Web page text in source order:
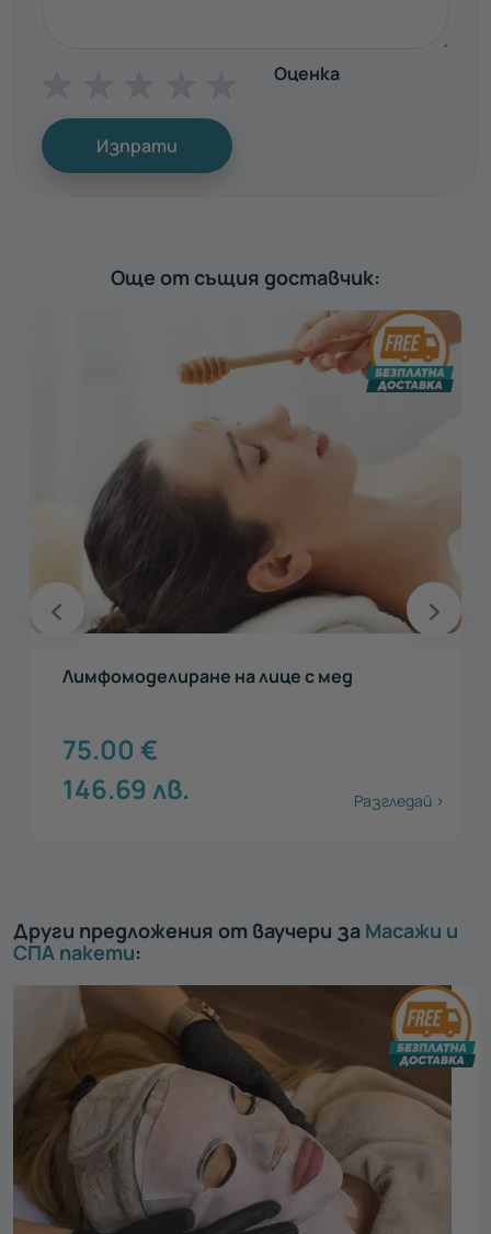
Оценка
Изпрати
Още от същия доставчик:
Лимфомоделиране на лице с мед
75.00 €
146.69 лв. Разгледай >
Други предложения от ваучери за Масажи и
СПА пакети: